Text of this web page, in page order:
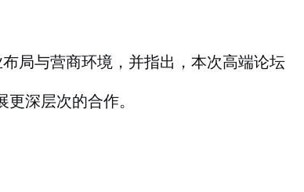
局与营商环境，并指出，本次高端论坛
深层次的合作。